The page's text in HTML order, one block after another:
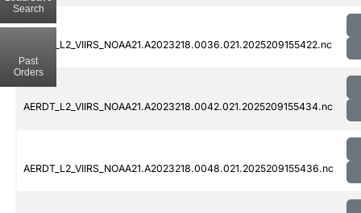
AERDT_L2_VIIRS_NOAA21.A2023218.0036.021.2025209155422.nc
AERDT_L2_VIIRS_NOAA21.A2023218.0042.021.2025209155434.nc
AERDT_L2_VIIRS_NOAA21.A2023218.0048.021.2025209155436.nc
Search
Past
Orders